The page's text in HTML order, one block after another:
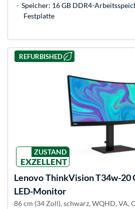
Speicher: 16 GB DDR4-
Festplatte
REFURBISHED
ZUSTAND
EXZELLENT
LenovoThinkVision T34w-20
LED-Monitor
86 cm (34 Zoll), schwarz, WQHD, VA,